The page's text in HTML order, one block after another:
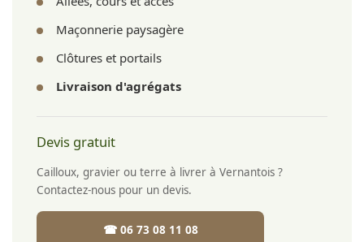
Maçonnerie paysagère
Clôtures et portails
Livraison d'agrégats
Devis gratuit
Cailloux, gravier ou terre à livrer à Vernantois ?
Contactez-nous pour un devis.
☎ 06 73 08 11 08